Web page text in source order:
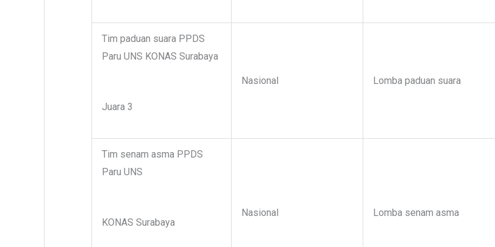
Tim paduan suara PPDS
Paru UNS KONAS Surabaya
Juara 3
Nasional Lomba paduan suara
Tim senam asma PPDS
Paru UNS
KONAS Surabaya
Nasional Lomba senam asma